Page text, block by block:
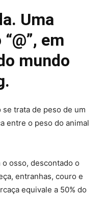
Uma
em
mundo
trata de peso de um
entre o peso do animal
o osso, descontado o
entranhas, couro e
equivale a 50% do